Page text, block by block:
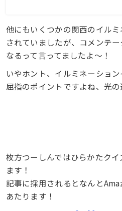
他にもいくつかの関西のイル
されていましたが、コメンテ
なるって言ってましたよ〜！
いやホント、イルミネーショ
屈指のポイントですよね、光の
枚方つーしんではひらかたク
ます！
記事に採用されるとなんと
あたります！